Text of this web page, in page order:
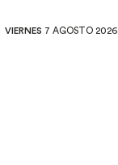
VIERNES 7 AGOSTO 2026